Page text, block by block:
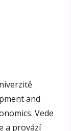
and
Vede
a provází